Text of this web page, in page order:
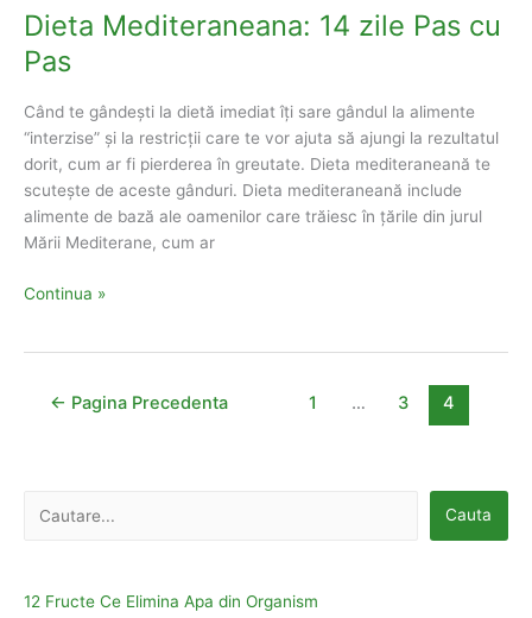
si
Contraindicatii
Dieta Mediteraneana: 14 zile Pas cu
Pas
Când te gândești la dietă imediat îți sare gândul la alimente
“interzise” și la restricții care te vor ajuta să ajungi la rezultatul
dorit, cum ar fi pierderea în greutate. Dieta mediteraneană te
scutește de aceste gânduri. Dieta mediteraneană include
alimente de bază ale oamenilor care trăiesc în țările din jurul
Mării Mediterane, cum ar
Dieta
Continua »
← Pagina Precedenta 1 … 3 4
t
Cauta
12 Fructe Ce Elimina Apa din Organism